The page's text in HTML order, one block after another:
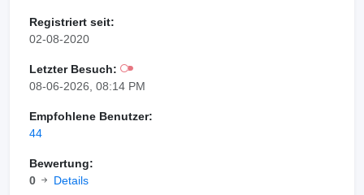
Registriert seit:
02-08-2020
Letzter Besuch:
08-06-2026, 08:14 PM
Empfohlene Benutzer:
44
Bewertung:
0
Details